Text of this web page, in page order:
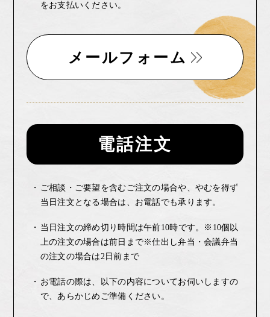
をお支払いください。
メールフォーム
電話注文
ご相談・ご要望を含むご注文の場合や、やむを得ず
当日注文となる場合は、お電話でも承ります。
当日注文の締め切り時間は午前10時です。
※10個以
上の注文の場合は前日まで※仕出し弁当・会議弁当
の注文の場合は2日前まで
お電話の際は、以下の内容についてお伺いしますの
で、あらかじめご準備ください。